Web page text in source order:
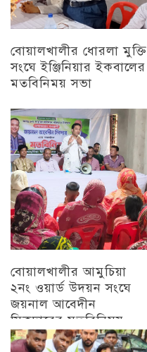
বোয়ালখালীর ধোরলা মুক্তি
সংঘে ইঞ্জিনিয়ার ইকবালের
মতবিনিময় সভা
চট্টগ্রাম
বোয়ালখালীর আমুচিয়া
২নং ওয়ার্ড উদয়ন সংঘে
জয়নাল আবেদীন
সিকদারের মতবিনিময়
অন্যান্য